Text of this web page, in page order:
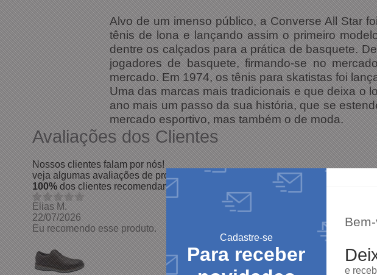
Cadastre-se
Para receber
e
Alvo de um imenso público, a Converse All Star
tênis de lona e lançando assim o primeiro
dentre os calçados para a prática de basquete.
jogadores de basquete, firmando-se no
mercado. Em 1974, os tênis para skatistas foi
Uma das marcas mais tradicionais e que deixa o
ano mais um passo da sua história, que se
mercado esportivo, mas também o de moda.
Avaliações dos Clientes
Nossos clientes falam por nós!
veja algumas avaliações de produtos da nossa loja.
100% dos clientes recomendam nossos produtos
Elias M.
22/07/2026
Eu recomendo esse produto.